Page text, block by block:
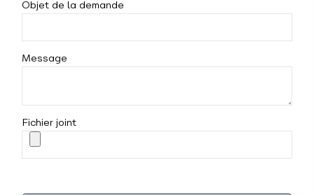
Objet de la demande
Message
Fichier joint